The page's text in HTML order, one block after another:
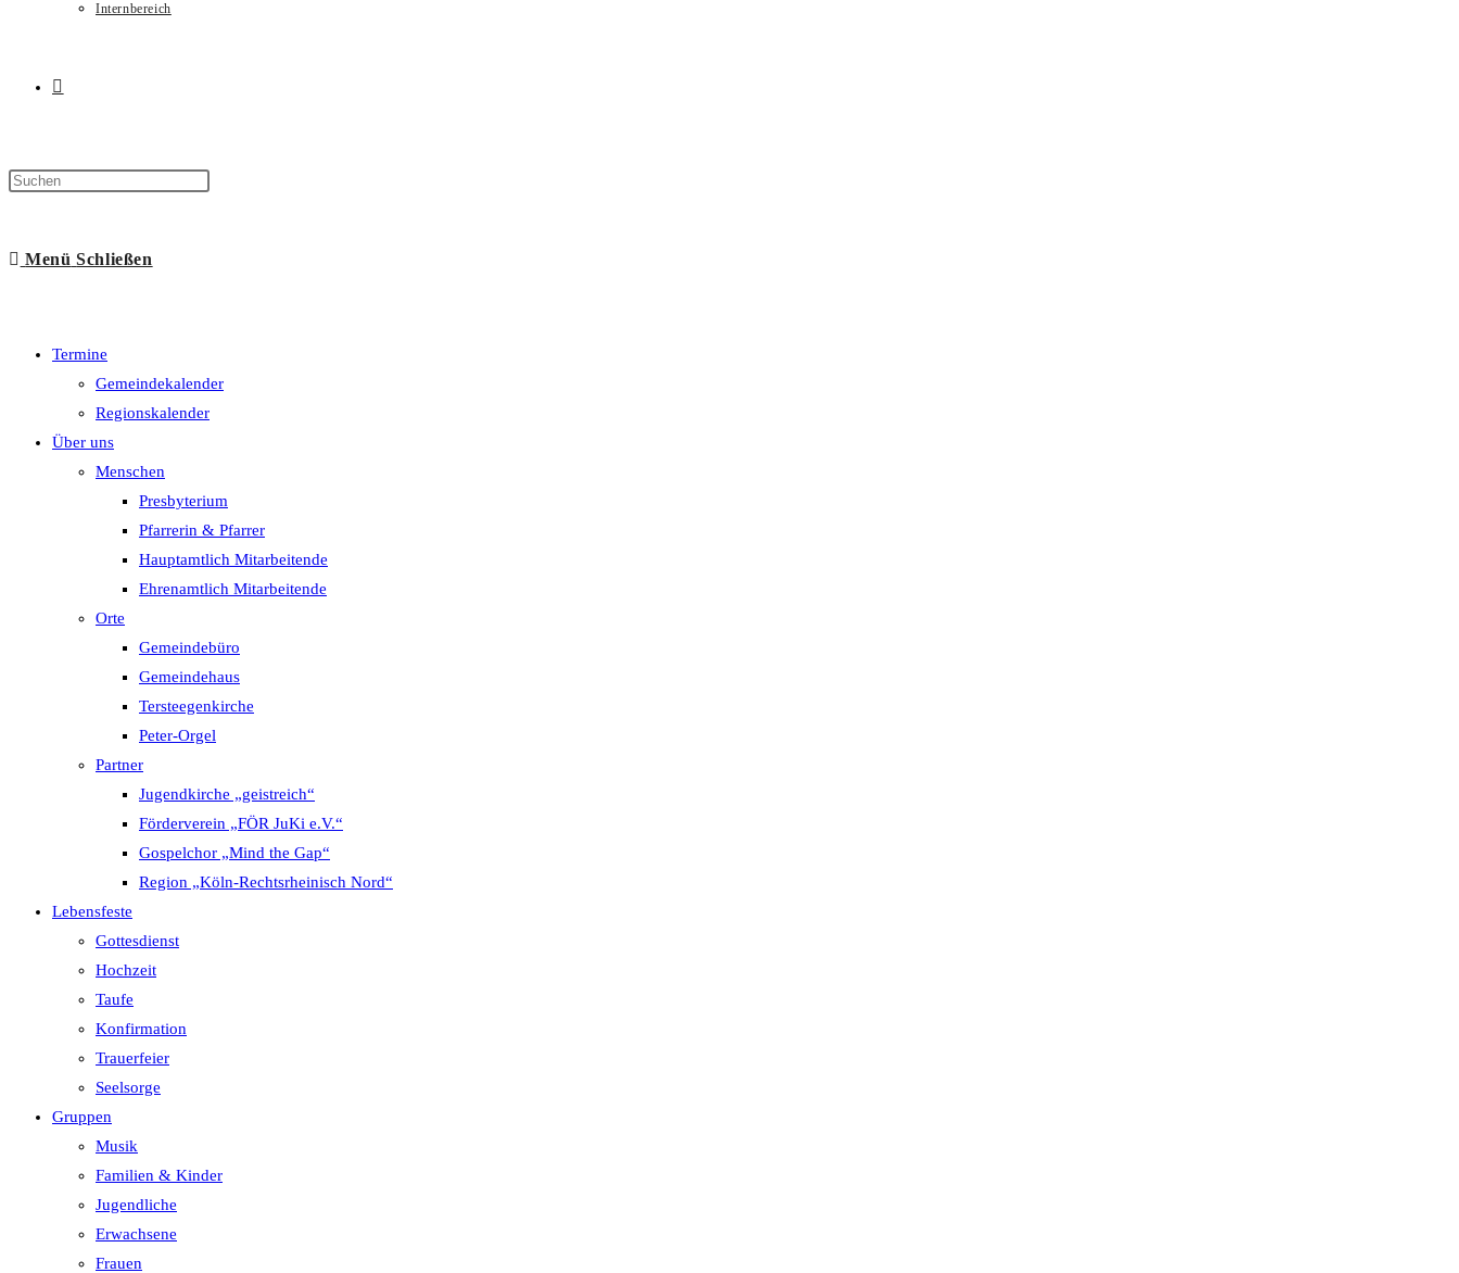
Internbereich
Website-
umschalten
Menü Schließen
Termine
Gemeindekalender
Regionskalender
Über uns
Menschen
Presbyterium
Pfarrerin & Pfarrer
Hauptamtlich Mitarbeitende
Ehrenamtlich Mitarbeitende
Orte
Gemeindebüro
Gemeindehaus
Tersteegenkirche
Peter-Orgel
Partner
Jugendkirche „geistreich“
Förderverein „FÖR JuKi e.V.“
Gospelchor „Mind the Gap“
Region „Köln-Rechtsrheinisch Nord“
Lebensfeste
Gottesdienst
Hochzeit
Taufe
Konfirmation
Trauerfeier
Seelsorge
Gruppen
Musik
Familien & Kinder
Jugendliche
Erwachsene
Frauen